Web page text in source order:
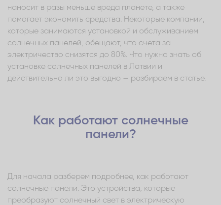
наносит в разы меньше вреда планете, а также
помогает экономить средства. Некоторые компании,
которые занимаются установкой и обслуживанием
солнечных панелей, обещают, что счета за
электричество снизятся до 80%. Что нужно знать об
установке солнечных панелей в Латвии и
действительно ли это выгодно — разбираем в статье.
Как работают солнечные
панели?
Для начала разберем подробнее, как работают
солнечные панели. Это устройства, которые
преобразуют солнечный свет в электрическую